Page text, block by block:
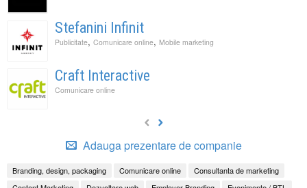
Stefanini Infinit
Publicitate, Comunicare online, Mobile marketing
Craft Interactive
Comunicare online
Adauga prezentare de companie
Branding, design, packaging Comunicare online
Consultanta de marketing